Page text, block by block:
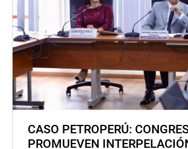
CASO PETROPERÚ:
PROMUEVEN